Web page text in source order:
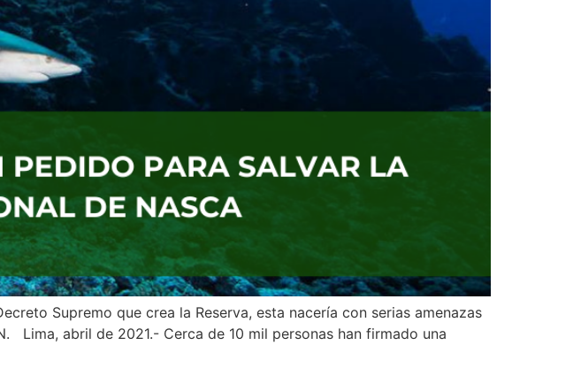
Supremo que crea la Reserva, esta nacería con serias amenazas
Lima, abril de 2021.- Cerca de 10 mil personas han firmado una